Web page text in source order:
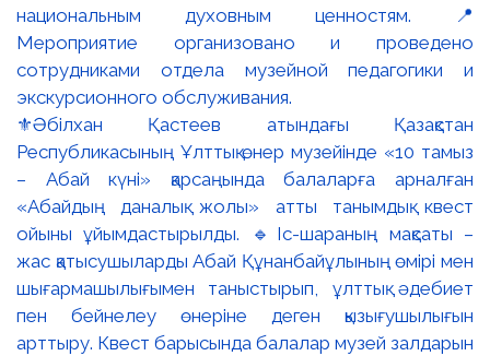
⚜️Әбілхан Қастеев атындағы Қазақстан
Республикасының Ұлттық өнер музейінде «10 тамыз
– Абай күні» қарсаңында балаларға арналған
«Абайдың даналық жолы» атты танымдық квест
ойыны ұйымдастырылды. 🔹Іс-шараның мақсаты –
жас қатысушыларды Абай Құнанбайұлының өмірі мен
шығармашылығымен таныстырып, ұлттық әдебиет
пен бейнелеу өнеріне деген қызығушылығын
арттыру. Квест барысында балалар музей залдарын